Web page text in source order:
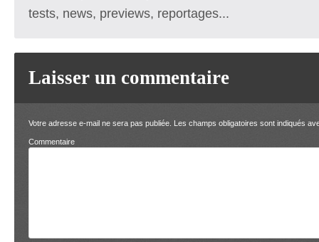
tests, news, previews, reportages...
Laisser un commentaire
Votre adresse e-mail ne sera pas publiée. Les champs obligatoires sont indiqués